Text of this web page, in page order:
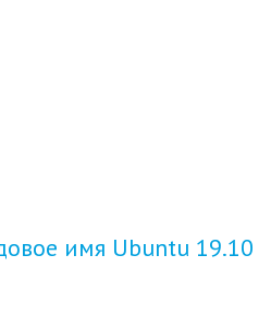
имя Ubuntu 19.10